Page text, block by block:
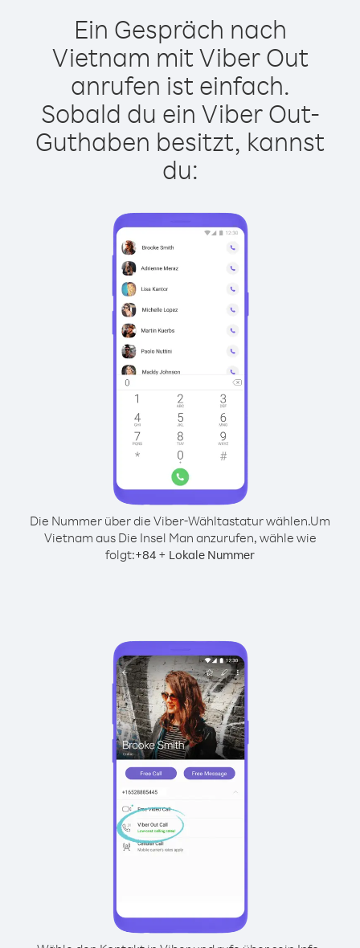
Ein Gespräch nach
Vietnam mit Viber Out
anrufen ist einfach.
Sobald du ein Viber Out-
Guthaben besitzt, kannst
du:
Die Nummer über die Viber-Wähltastatur wählen.Um
Vietnam aus Die Insel Man anzurufen, wähle wie
folgt:+84 + Lokale Nummer